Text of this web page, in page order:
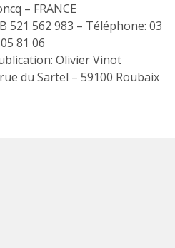
– FRANCE
521 562 983 – Téléphone: 03
81 06
Olivier Vinot
du Sartel – 59100 Roubaix